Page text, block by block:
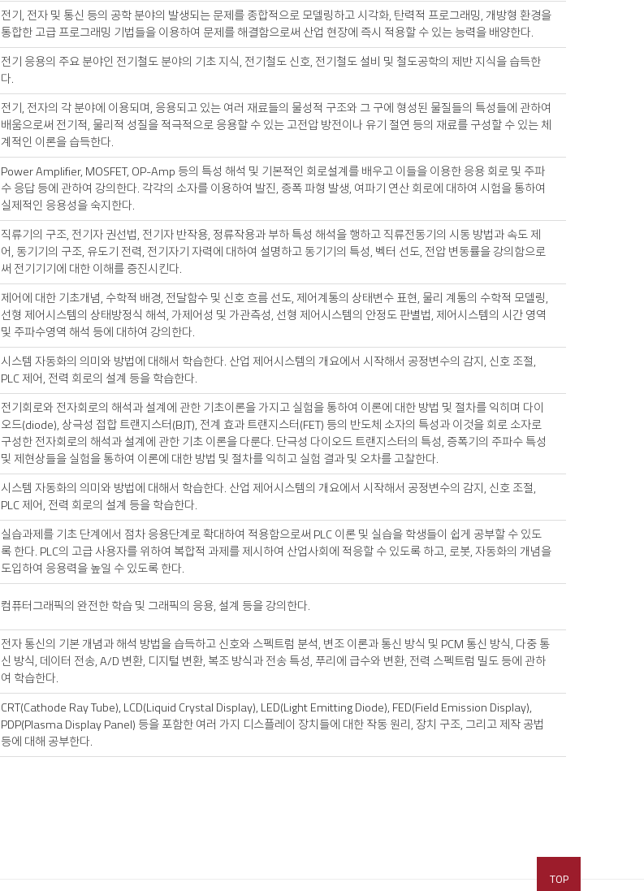
전기, 전자 및 통신 등의 공학 분야의 발생되는 문제를 종합적으로 모델링하고 시각화, 탄력적 프로그래밍, 개방형 환경을
통합한 고급 프로그래밍 기법들을 이용하여 문제를 해결함으로써 산업 현장에 즉시 적용할 수 있는 능력을 배양한다.
전기 응용의 주요 분야인 전기철도 분야의 기초 지식, 전기철도 신호, 전기철도 설비 및 철도공학의 제반 지식을 습득한
다.
전기, 전자의 각 분야에 이용되며, 응용되고 있는 여러 재료들의 물성적 구조와 그 구에 형성된 물질들의 특성들에 관하여
배움으로써 전기적, 물리적 성질을 적극적으로 응용할 수 있는 고전압 방전이나 유기 절연 등의 재료를 구성할 수 있는 체
계적인 이론을 습득한다.
Power Amplifier, MOSFET, OP-Amp 등의 특성 해석 및 기본적인 회로설계를 배우고 이들을 이용한 응용 회로 및 주파
수 응답 등에 관하여 강의한다. 각각의 소자를 이용하여 발진, 증폭 파형 발생, 여파기 연산 회로에 대하여 시험을 통하여
실제적인 응용성을 숙지한다.
직류기의 구조, 전기자 권선법, 전기자 반작용, 정류작용과 부하 특성 해석을 행하고 직류전동기의 시동 방법과 속도 제
어, 동기기의 구조, 유도기 전력, 전기자기 자력에 대하여 설명하고 동기기의 특성, 벡터 선도, 전압 변동률을 강의함으로
써 전기기기에 대한 이해를 증진시킨다.
제어에 대한 기초개념, 수학적 배경, 전달함수 및 신호 흐름 선도, 제어계통의 상태변수 표현, 물리 계통의 수학적 모델링,
선형 제어시스템의 상태방정식 해석, 가제어성 및 가관측성, 선형 제어시스템의 안정도 판별법, 제어시스템의 시간 영역
및 주파수영역 해석 등에 대하여 강의한다.
시스템 자동화의 의미와 방법에 대해서 학습한다. 산업 제어시스템의 개요에서 시작해서 공정변수의 감지, 신호 조절,
PLC 제어, 전력 회로의 설계 등을 학습한다.
전기회로와 전자회로의 해석과 설계에 관한 기초이론을 가지고 실험을 통하여 이론에 대한 방법 및 절차를 익히며 다이
오드(diode), 상극성 접합 트랜지스터(BJT), 전계 효과 트랜지스터(FET) 등의 반도체 소자의 특성과 이것을 회로 소자로
구성한 전자회로의 해석과 설계에 관한 기초 이론을 다룬다. 단극성 다이오드 트랜지스터의 특성, 증폭기의 주파수 특성
및 제현상들을 실험을 통하여 이론에 대한 방법 및 절차를 익히고 실험 결과 및 오차를 고찰한다.
시스템 자동화의 의미와 방법에 대해서 학습한다. 산업 제어시스템의 개요에서 시작해서 공정변수의 감지, 신호 조절,
PLC 제어, 전력 회로의 설계 등을 학습한다.
실습과제를 기초 단계에서 점차 응용단계로 확대하여 적용함으로써 PLC 이론 및 실습을 학생들이 쉽게 공부할 수 있도
록 한다. PLC의 고급 사용자를 위하여 복합적 과제를 제시하여 산업사회에 적응할 수 있도록 하고, 로봇, 자동화의 개념을
도입하여 응용력을 높일 수 있도록 한다.
컴퓨터그래픽의 완전한 학습 및 그래픽의 응용, 설계 등을 강의한다.
전자 통신의 기본 개념과 해석 방법을 습득하고 신호와 스펙트럼 분석, 변조 이론과 통신 방식 및 PCM 통신 방식, 다중 통
신 방식, 데이터 전송, A/D 변환, 디지털 변환, 복조 방식과 전송 특성, 푸리에 급수와 변환, 전력 스펙트럼 밀도 등에 관하
여 학습한다.
CRT(Cathode Ray Tube), LCD(Liquid Crystal Display), LED(Light Emitting Diode), FED(Field Emission Display),
PDP(Plasma Display Panel) 등을 포함한 여러 가지 디스플레이 장치들에 대한 작동 원리, 장치 구조, 그리고 제작 공법
등에 대해 공부한다.
TOP